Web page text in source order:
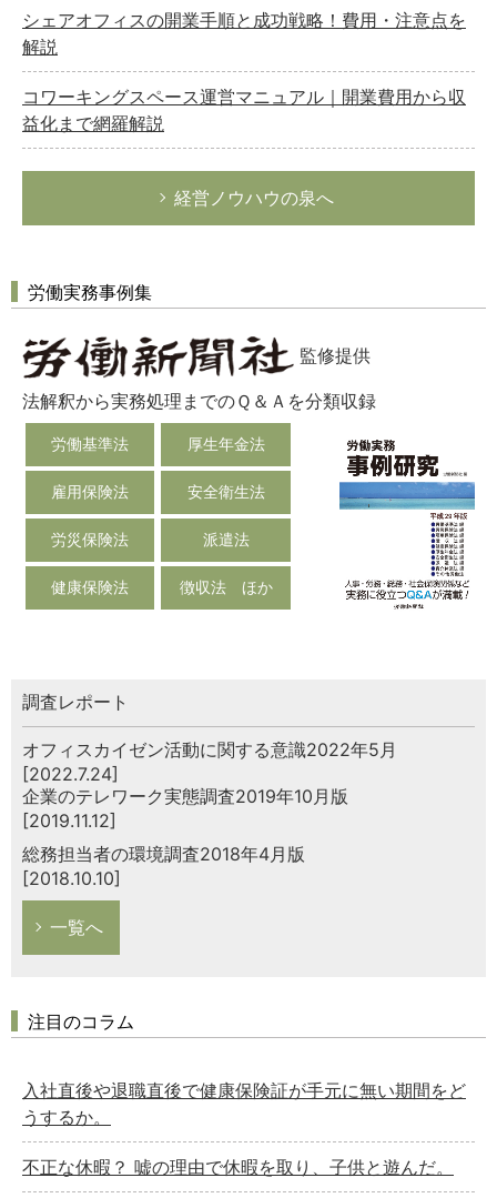
シェアオフィスの開業手順と成功戦略！費用・注意点を
解説
コワーキングスペース運営マニュアル｜開業費用から収
益化まで網羅解説
経営ノウハウの泉へ
労働実務事例集
監修提供
法解釈から実務処理までのＱ＆Ａを分類収録
労働基準法 厚生年金法
雇用保険法 安全衛生法
労災保険法 派遣法
健康保険法 徴収法 ほか
調査レポート
オフィスカイゼン活動に関する意識2022年5月
[2022.7.24]
企業のテレワーク実態調査2019年10月版
[2019.11.12]
総務担当者の環境調査2018年4月版
[2018.10.10]
一覧へ
注目のコラム
入社直後や退職直後で健康保険証が手元に無い期間をど
うするか。
不正な休暇？ 嘘の理由で休暇を取り、子供と遊んだ。